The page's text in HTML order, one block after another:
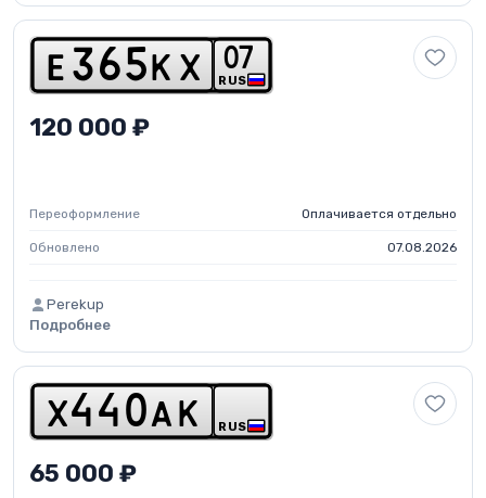
e 3 6 5 k x RUS
07
120 000 ₽
Переоформление Оплачивается отдельно
Обновлено 07.08.2026
Perekup
Подробнее
x 4 4 0 a k RUS
65 000 ₽